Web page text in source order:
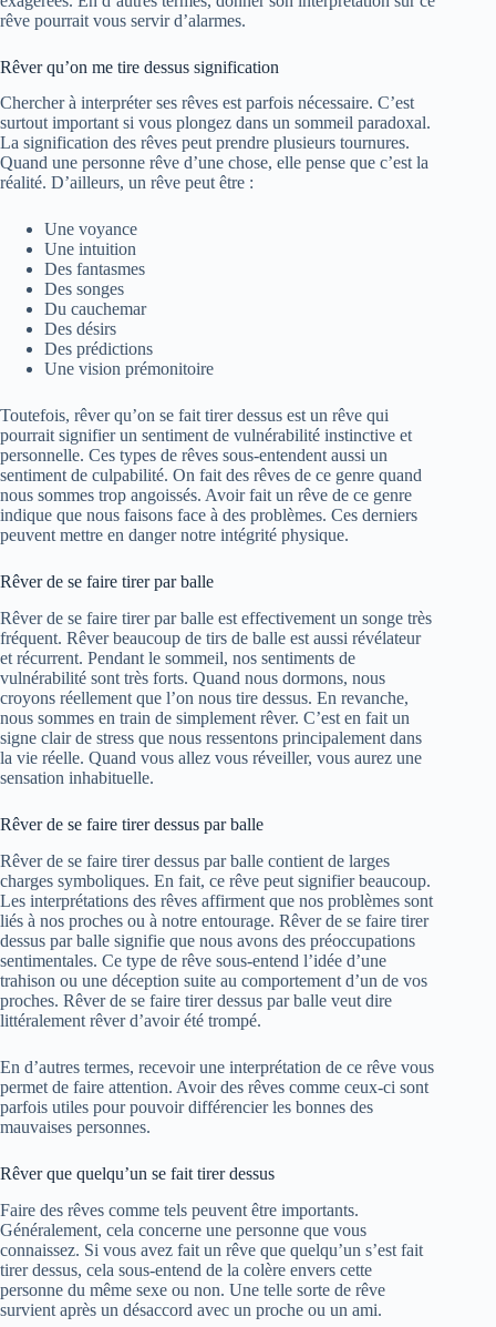
rêve pourrait vous servir d’alarmes.
Rêver qu’on me tire dessus signification
Chercher à interpréter ses rêves est parfois nécessaire. C’est
surtout important si vous plongez dans un sommeil paradoxal.
La signification des rêves peut prendre plusieurs tournures.
Quand une personne rêve d’une chose, elle pense que c’est la
réalité. D’ailleurs, un rêve peut être :
Une voyance
Une intuition
Des fantasmes
Des songes
Du cauchemar
Des désirs
Des prédictions
Une vision prémonitoire
Toutefois, rêver qu’on se fait tirer dessus est un rêve qui
pourrait signifier un sentiment de vulnérabilité instinctive et
personnelle. Ces types de rêves sous-entendent aussi un
sentiment de culpabilité. On fait des rêves de ce genre quand
nous sommes trop angoissés. Avoir fait un rêve de ce genre
indique que nous faisons face à des problèmes. Ces derniers
peuvent mettre en danger notre intégrité physique.
Rêver de se faire tirer par balle
Rêver de se faire tirer par balle est effectivement un songe très
fréquent. Rêver beaucoup de tirs de balle est aussi révélateur
et récurrent. Pendant le sommeil, nos sentiments de
vulnérabilité sont très forts. Quand nous dormons, nous
croyons réellement que l’on nous tire dessus. En revanche,
nous sommes en train de simplement rêver. C’est en fait un
signe clair de stress que nous ressentons principalement dans
la vie réelle. Quand vous allez vous réveiller, vous aurez une
sensation inhabituelle.
Rêver de se faire tirer dessus par balle
Rêver de se faire tirer dessus par balle contient de larges
charges symboliques. En fait, ce rêve peut signifier beaucoup.
Les interprétations des rêves affirment que nos problèmes sont
liés à nos proches ou à notre entourage. Rêver de se faire tirer
dessus par balle signifie que nous avons des préoccupations
sentimentales. Ce type de rêve sous-entend l’idée d’une
trahison ou une déception suite au comportement d’un de vos
proches. Rêver de se faire tirer dessus par balle veut dire
littéralement rêver d’avoir été trompé.
En d’autres termes, recevoir une interprétation de ce rêve vous
permet de faire attention. Avoir des rêves comme ceux-ci sont
parfois utiles pour pouvoir différencier les bonnes des
mauvaises personnes.
Rêver que quelqu’un se fait tirer dessus
Faire des rêves comme tels peuvent être importants.
Généralement, cela concerne une personne que vous
connaissez. Si vous avez fait un rêve que quelqu’un s’est fait
tirer dessus, cela sous-entend de la colère envers cette
personne du même sexe ou non. Une telle sorte de rêve
survient après un désaccord avec un proche ou un ami.